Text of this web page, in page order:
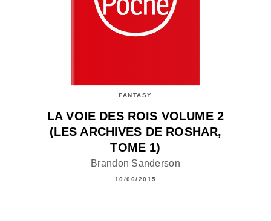
FANTASY
LA VOIE DES ROIS VOLUME 2
(LES ARCHIVES DE ROSHAR,
TOME 1)
Brandon Sanderson
10/06/2015